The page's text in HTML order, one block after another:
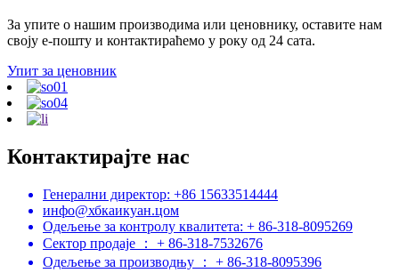
За упите о нашим производима или ценовнику, оставите нам
своју е-пошту и контактираћемо у року од 24 сата.
Упит за ценовник
Контактирајте нас
Генерални директор: +86 15633514444
инфо@хбкаикуан.цом
Одељење за контролу квалитета: + 86-318-8095269
Сектор продаје ： + 86-318-7532676
Одељење за производњу ： + 86-318-8095396